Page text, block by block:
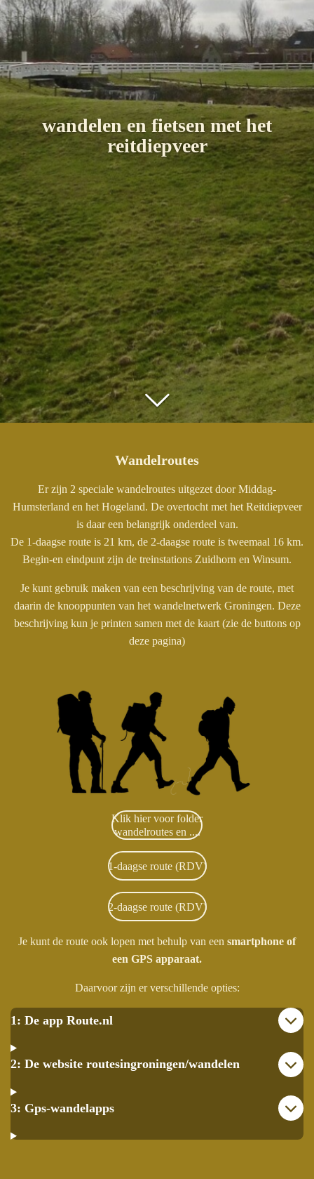
wandelen en fietsen met het
reitdiepveer
Wandelroutes
Er zijn 2 speciale wandelroutes uitgezet door Middag-
Humsterland en het Hogeland. De overtocht met het Reitdiepveer
is daar een belangrijk onderdeel van.
De 1-daagse route is 21 km, de 2-daagse route is tweemaal 16 km.
Begin-en eindpunt zijn de treinstations Zuidhorn en Winsum.
Je kunt gebruik maken van een beschrijving van de route, met
daarin de knooppunten van het wandelnetwerk Groningen. Deze
beschrijving kun je printen samen met de kaart (zie de buttons op
deze pagina)
Klik hier voor folder
wandelroutes en ....
1-daagse route (RDV)
2-daagse route (RDV)
Je kunt de route ook lopen met behulp van een smartphone of
een GPS apparaat.
Daarvoor zijn er verschillende opties:
1: De app Route.nl
2: De website routesingroningen/wandelen
3: Gps-wandelapps